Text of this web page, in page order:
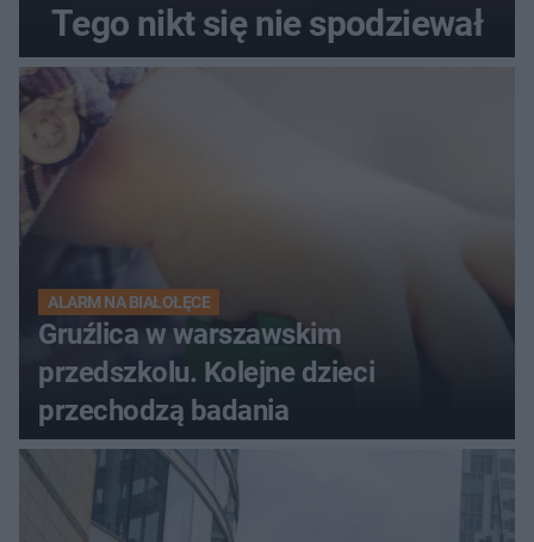
Tego nikt się nie spodziewał
ALARM NA BIAŁOŁĘCE
Gruźlica w warszawskim
przedszkolu. Kolejne dzieci
przechodzą badania